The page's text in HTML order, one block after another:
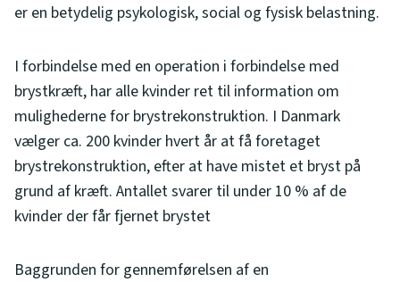
er en betydelig psykologisk, social og fysisk belastning.
I forbindelse med en operation i forbindelse med
brystkræft, har alle kvinder ret til information om
mulighederne for brystrekonstruktion. I Danmark
vælger ca. 200 kvinder hvert år at få foretaget
brystrekonstruktion, efter at have mistet et bryst på
grund af kræft. Antallet svarer til under 10 % af de
kvinder der får fjernet brystet
Baggrunden for gennemførelsen af en